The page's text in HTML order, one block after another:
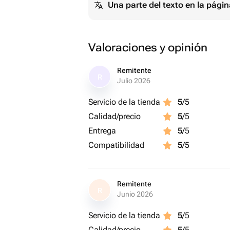
✓ Эффектное оформление —
✓ Универсальный и очень нежный
✓ Готов к вручению — не требует
Una parte del texto en la
Valoraciones y opinión
Remitente
Julio 2026
Servicio de la tienda 5/5
Calidad/precio
5/5
Entrega
5/5
Compatibilidad
5/5
R
Remitente
Junio 2026
Servicio de la tienda 5/5